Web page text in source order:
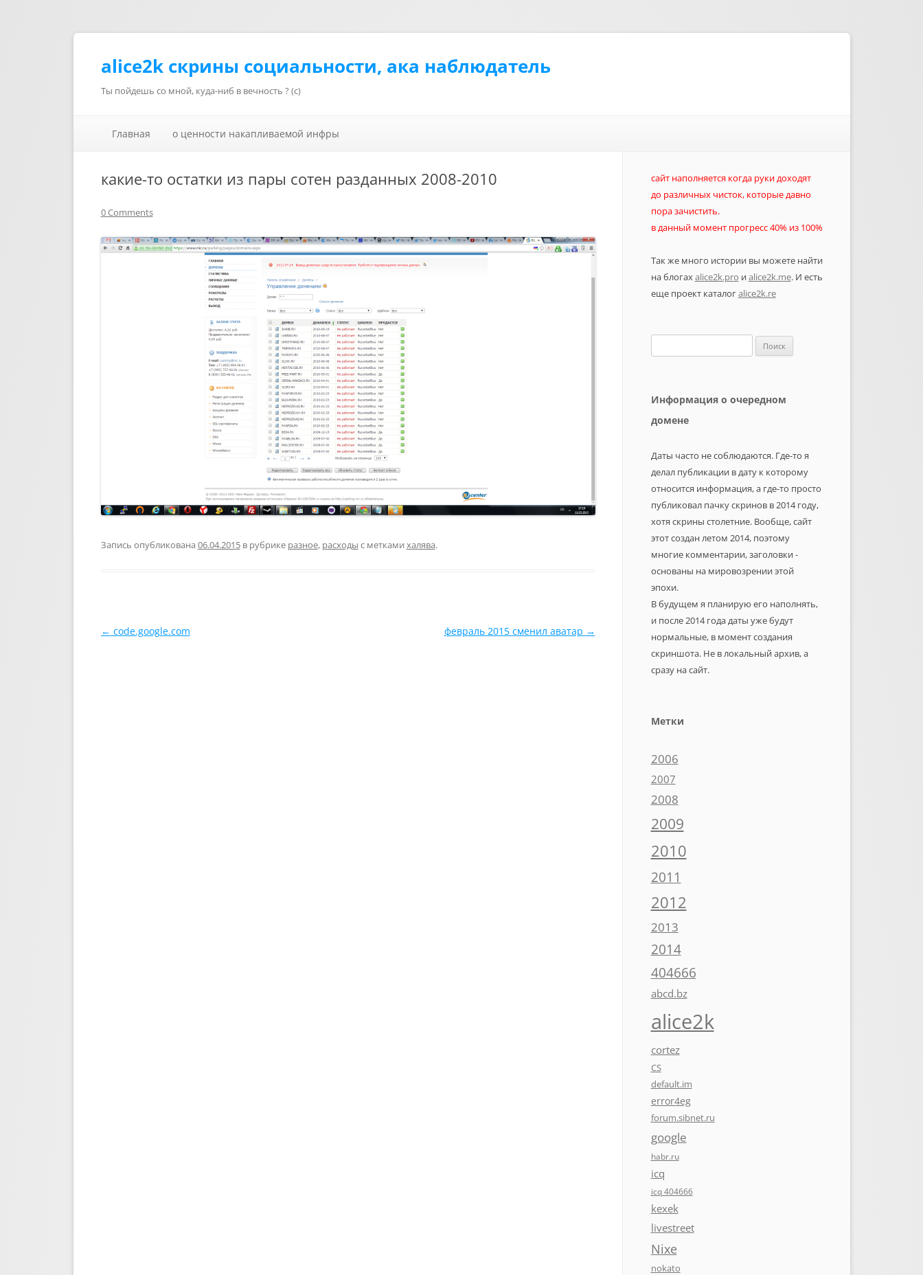
alice2k скрины социальности, ака наблюдатель
Ты пойдешь со мной, куда-ниб в вечность ? (с)
Главная
о ценности накапливаемой инфры
какие-то остатки из пары сотен разданных 2008-2010
0 Comments
Запись опубликована 06.04.2015в рубрике разное, расходы с метками халява.
Навигация по записям
← code.google.com февраль 2015 сменил аватар →
сайт наполняется когда руки доходят
до различных чисток, которые давно
пора зачистить.
в данный момент прогресс 40% из 100%
Так же много истории вы можете найти
на блогахalice2k.pro иalice2k.me. И есть
еще проект каталогalice2k.re
Информация о очередном
домене
Даты часто не соблюдаются. Где-то я
делал публикации в дату к которому
относится информация, а где-то просто
публиковал пачку скринов в 2014 году,
хотя скрины столетние. Вообще, сайт
этот создан летом 2014, поэтому
многие комментарии, заголовки -
основаны на мировозрении этой
эпохи.
В будущем я планирую его наполнять,
и после 2014 года даты уже будут
нормальные, в момент создания
скриншота. Не в локальный архив, а
сразу на сайт.
Метки
2006
2007
2008
2009
2010
2011
2012
2013
2014
404666
abcd.bz
alice2k
cortez
CS
default.im
error4eg
forum.sibnet.ru
google
habr.ru
icq
icq 404666
kexek
livestreet
Nixe
nokato